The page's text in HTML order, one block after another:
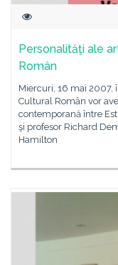
Personalităţi ale
Român
Miercuri, 16 mai 2007,
Cultural Român vor
contemporană între
şi profesor Richard
Hamilton